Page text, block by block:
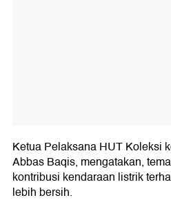
Ketua Pelaksana HUT Koleksi
Abbas Baqis, mengatakan,
kontribusi kendaraan listrik
lebih bersih.